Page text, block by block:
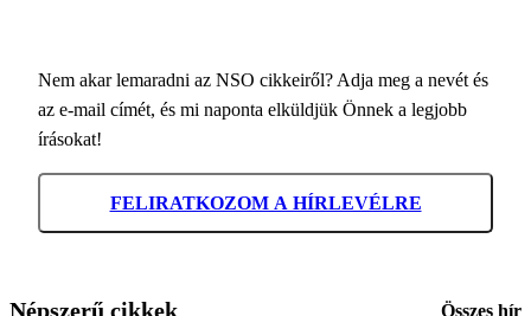
Nem akar lemaradni az NSO cikkeiről? Adja meg a nevét és
az e-mail címét, és mi naponta elküldjük Önnek a legjobb
írásokat!
FELIRATKOZOM A HÍRLEVÉLRE
Népszerű cikkek Összes hír